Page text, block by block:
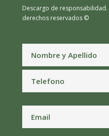
Descargo de responsabilidad.
derechos reservados ©